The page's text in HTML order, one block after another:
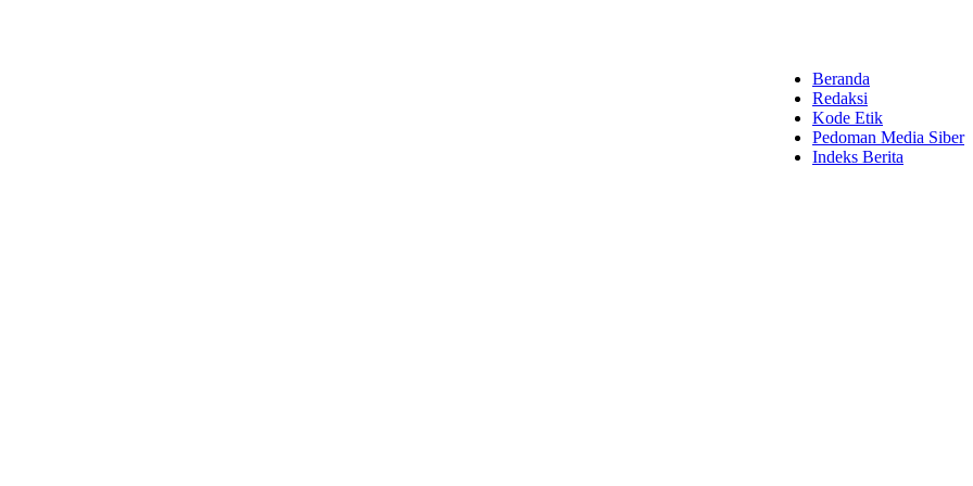
Beranda
Redaksi
Kode Etik
Pedoman Media Siber
Indeks Berita